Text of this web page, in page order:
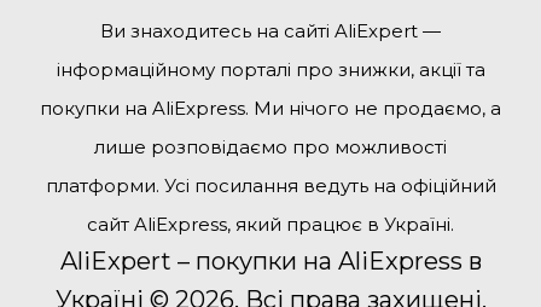
Ви знаходитесь на сайті AliExpert —
інформаційному порталі про знижки, акції та
покупки на AliExpress. Ми нічого не продаємо, а
лише розповідаємо про можливості
платформи. Усі посилання ведуть на офіційний
сайт AliExpress, який працює в Україні.
AliExpert – покупки на AliExpress в
Україні © 2026. Всі права захищені.